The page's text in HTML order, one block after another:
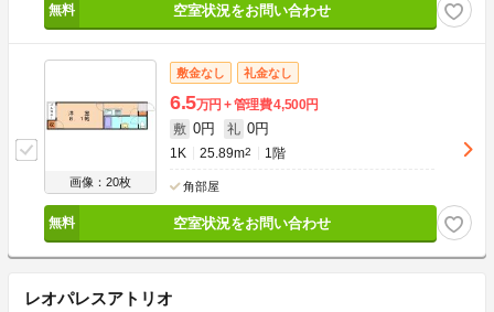
空室状況をお問い合わせ
画像：20枚
敷金なし 礼金なし
6.5万円 管理費4,500円
敷 0円 礼 0円
1K 25.89m2 1階
角部屋
空室状況をお問い合わせ
レオパレスアトリオ